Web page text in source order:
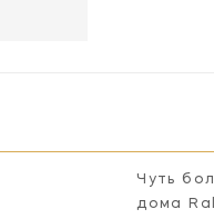
Чуть
дома